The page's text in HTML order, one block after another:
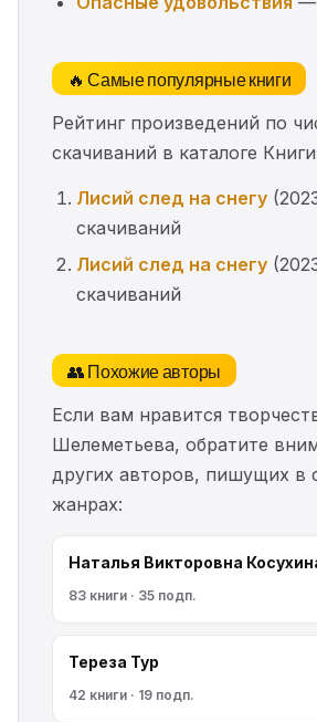
🔥 Самые популярные книги
Рейтинг произведений по
скачиваний в каталоге
Лисий след на снегу
скачиваний
Лисий след на снегу
скачиваний
👥 Похожие авторы
Если вам нравится
Шелеметьева, обратите
других авторов, пишущих в
жанрах:
Наталья Викторовна
83 книги · 35 подп.
Тереза Тур
42 книги · 19 подп.